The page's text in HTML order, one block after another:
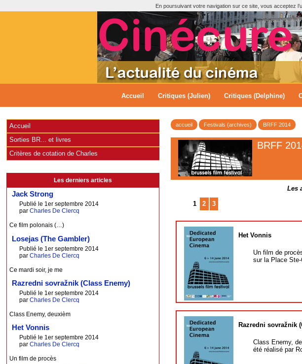
En poursuivant votre navigation sur ce site, vous acceptez
Accueil Critiques (Julien) Critiques (Delphine)
accueil Festivals (archives) BRFF 2014
BRFF
Les
1 2 3
Het Vonnis
Un film de
sur la Place
Razredni sovražnik
Class Enemy,
été réalisé par
Accueil
Sorties BR... et livres
Critères de cotation de Charles
Les derniers articles
Jack Strong
Publié le 1er septembre 2014
parCharles De Clercq
Ce film polonais (…)
Losejas (The Gambler)
Publié le 1er septembre 2014
parCharles De Clercq
Ce mardi soir, je me
Razredni sovražnik (Class Enemy)
Publié le 1er septembre 2014
parCharles De Clercq
Class Enemy, deuxièm
Het Vonnis
Publié le 1er septembre 2014
parCharles De Clercq
Un film de procès